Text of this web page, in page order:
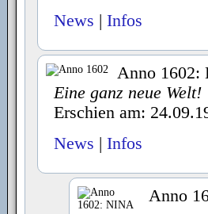
News | Infos
Anno 1602:
Eine ganz neue Welt!
Erschien am:
News | Infos
Anno